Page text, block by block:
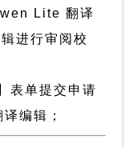
Lite 翻译
进行审阅校
表单提交申请
编辑；